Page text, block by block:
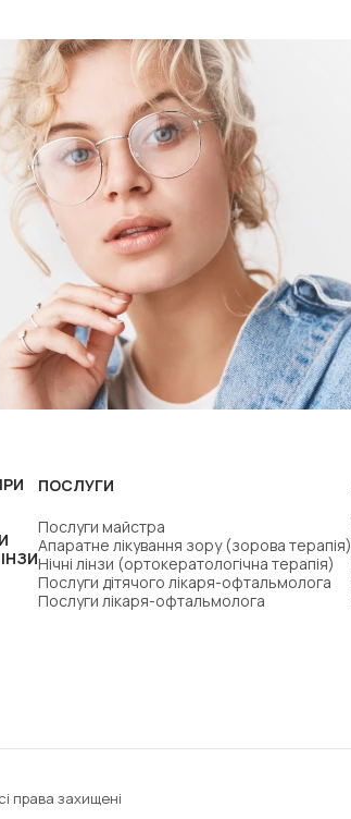
ПОСЛУГИ
Послуги майстра
Апаратне лікування зору (зорова терапія)
Нічні лінзи (ортокератологічна терапія)
Послуги дітячого лікаря-офтальмолога
Послуги лікаря-офтальмолога
права захищені